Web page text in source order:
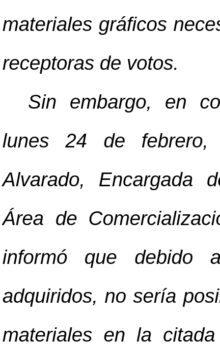
materiales gráficos
receptoras de votos.
Sin embargo, en
lunes 24 de febrero,
Alvarado, Encargada
Área de
informó que debido
adquiridos, no sería
materiales en la